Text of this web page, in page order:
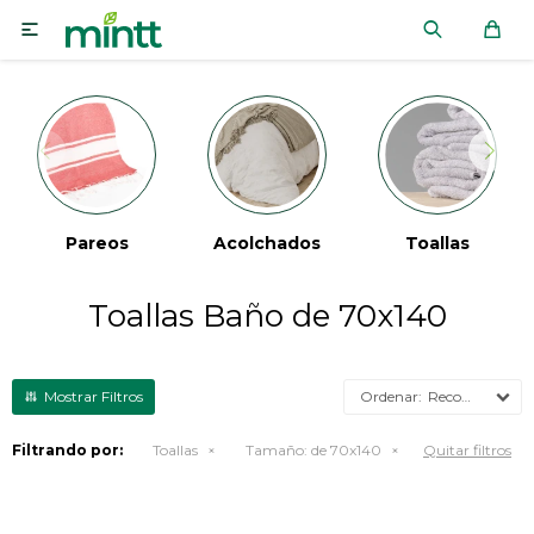

Pareos Acolchados Toallas
Toallas Baño de 70x140
Recomendados
Filtrando por: Toallas Tamaño: de 70x140 Quitar filtros